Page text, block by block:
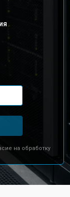
на обработку